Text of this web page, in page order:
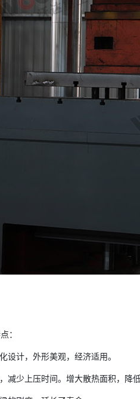
：
设计，外形美观，经济适用。
减少上压时间。增大散热面积，降